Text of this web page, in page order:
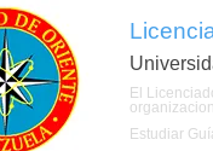
El
Estudiar